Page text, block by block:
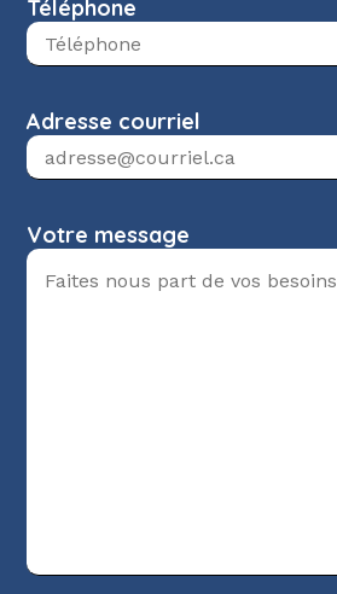
Téléphone
Adresse courriel
Votre message